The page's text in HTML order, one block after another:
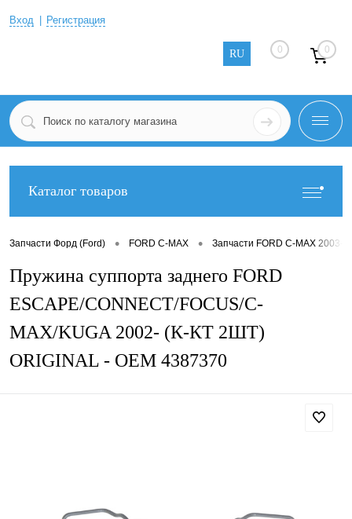
Вход Регистрация
RU 0 0
Каталог товаров
Запчасти Форд (Ford) • FORD C-MAX • Запчасти FORD C-MAX 2003-
Пружина суппорта заднего FORD
ESCAPE/CONNECT/FOCUS/C-
MAX/KUGA 2002- (К-КТ 2ШТ)
ORIGINAL - OEM 4387370